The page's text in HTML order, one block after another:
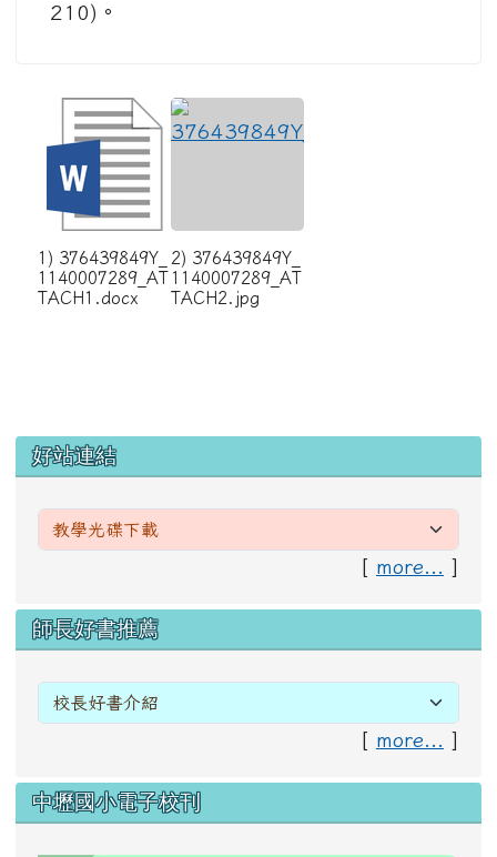
210)。
1) 376439849Y_
1140007289_AT
TACH1.docx
2) 376439849Y_
1140007289_AT
TACH2.jpg
左邊區域內容
好站連結
[ more... ]
右邊區域內容
師長好書推薦
[ more... ]
中壢國小電子校刊